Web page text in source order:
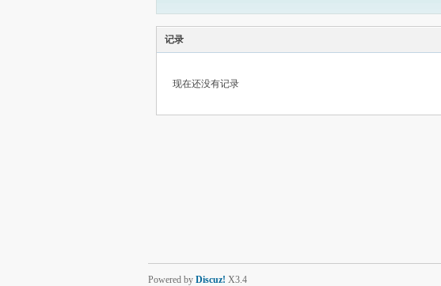
记录
现在还没有记录
Powered by Discuz! X3.4